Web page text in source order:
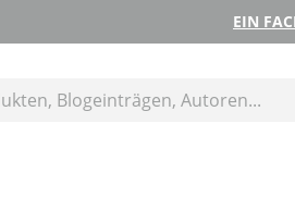
EIN